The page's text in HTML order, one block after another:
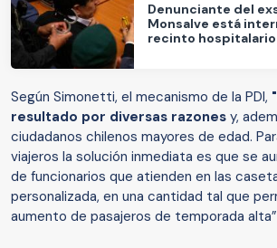
Denunciante del
Monsalve está
recinto hospitalario
Según Simonetti, el mecanismo de la PDI,
resultado por diversas razones y,
ciudadanos chilenos mayores de edad.
viajeros la solución inmediata es que se
de funcionarios que atienden en las
personalizada, en una cantidad tal que
aumento de pasajeros de temporada